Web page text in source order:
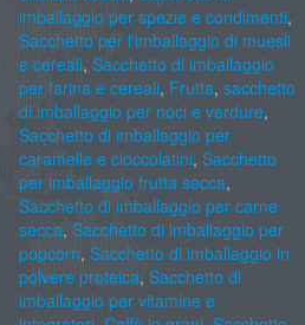
imballaggio per spezie e condimenti,
Sacchetto per l'imballaggio di muesli
e cereali, Sacchetto di imballaggio
per farina e cereali, Frutta, sacchetto
di imballaggio per noci e verdure,
Sacchetto di imballaggio per
caramelle e cioccolatini, Sacchetto
per imballaggio frutta secca,
Sacchetto di imballaggio per carne
secca, Sacchetto di imballaggio per
popcorn, Sacchetto di imballaggio in
polvere proteica, Sacchetto di
imballaggio per vitamine e